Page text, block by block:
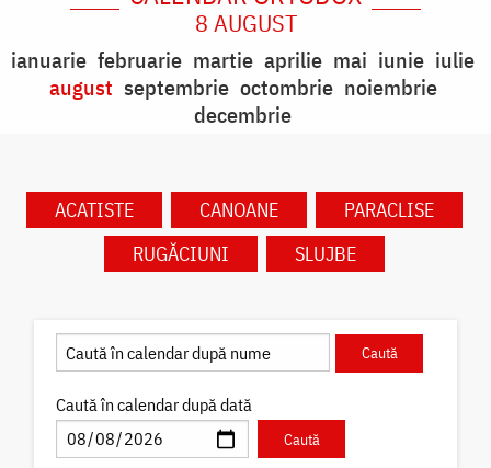
8 AUGUST
ianuarie februarie martie aprilie mai iunie iulie
august septembrie octombrie noiembrie
decembrie
ACATISTE CANOANE
PARACLISE
RUGĂCIUNI
SLUJBE
Caută în calendar după dată